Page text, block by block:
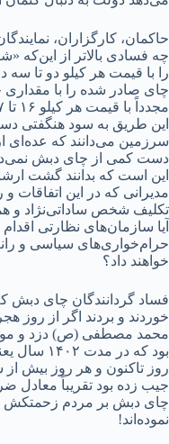
حاکمان، کارگزاران،
چه فسادی بالاتر از این‌که
را با قیمت هر کیلو دو تا
چای صادر شده را با
این طریق به سود هنگفتی
سرزمین می‌دانند که عده‌ای
دست کمی از چای دبش
این است که بدانند گشت
مدیرانی که در این اتفاقات
تکلیف شخص ساداتی‌نژاد و
آیا سازمان‌های نظارتی
حرام‌خواری‌های سیاسی و
خواهند داد؟
فساد گردانندگان چای دبش
خوردند و بردند اگر از
محمد مصطفی (ص) دزد و
بود که در
روز تاکنون و هر روز بیش
جیب زده بود تقریباً معادل
چای دبش بر مردم زحمتکش و
نموده‌اند!